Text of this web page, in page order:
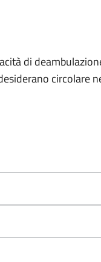
di
circolare